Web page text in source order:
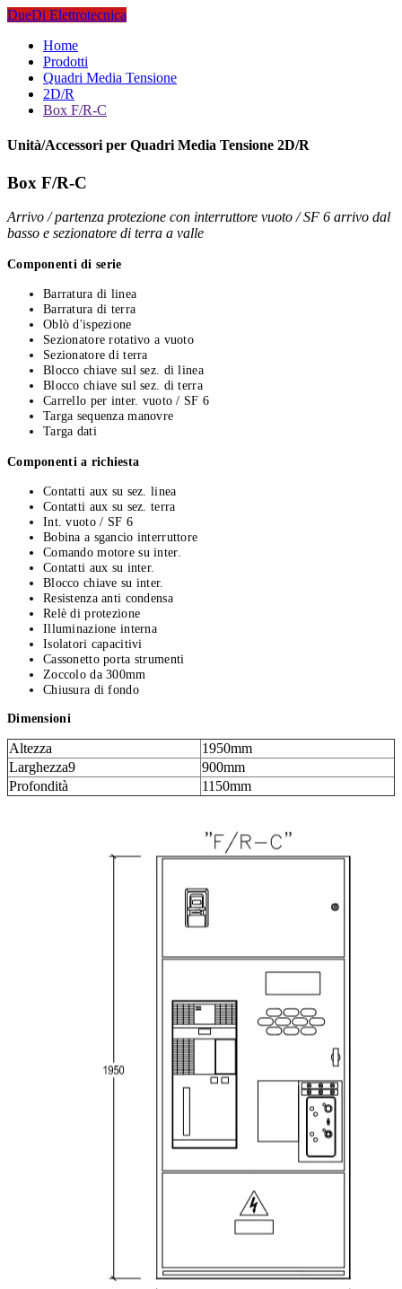
DueDi Elettrotecnica
Home
Prodotti
Quadri Media Tensione
2D/R
Box F/R-C
Unità/Accessori per Quadri Media Tensione 2D/R
Box F/R-C
Arrivo / partenza protezione con interruttore vuoto / SF 6 arrivo dal
basso e sezionatore di terra a valle
Componenti di serie
Barratura di linea
Barratura di terra
Oblò d'ispezione
Sezionatore rotativo a vuoto
Sezionatore di terra
Blocco chiave sul sez. di linea
Blocco chiave sul sez. di terra
Carrello per inter. vuoto / SF 6
Targa sequenza manovre
Targa dati
Componenti a richiesta
Contatti aux su sez. linea
Contatti aux su sez. terra
Int. vuoto / SF 6
Bobina a sgancio interruttore
Comando motore su inter.
Contatti aux su inter.
Blocco chiave su inter.
Resistenza anti condensa
Relè di protezione
Illuminazione interna
Isolatori capacitivi
Cassonetto porta strumenti
Zoccolo da 300mm
Chiusura di fondo
Dimensioni
Altezza
1950mm
Larghezza9
900mm
Profondità
1150mm